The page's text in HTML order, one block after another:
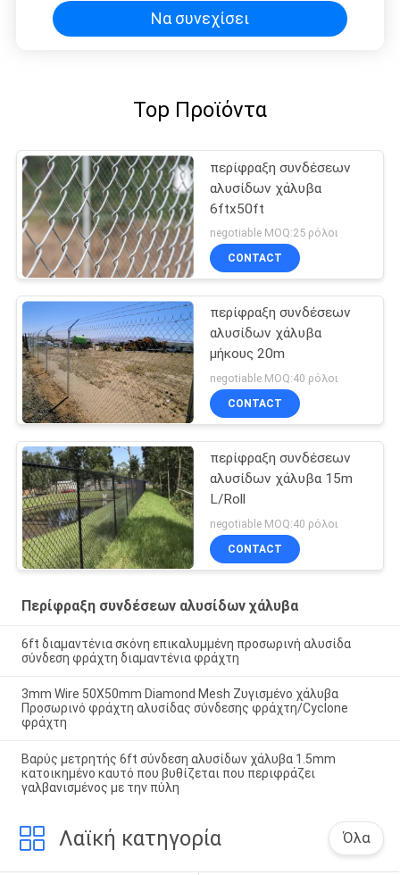
Να συνεχίσει
Top Προϊόντα
περίφραξη συνδέσεων
αλυσίδων χάλυβα
6ftx50ft
negotiable MOQ:25 ρόλοι
CONTACT
περίφραξη συνδέσεων
αλυσίδων χάλυβα
μήκους 20m
negotiable MOQ:40 ρόλοι
CONTACT
περίφραξη συνδέσεων
αλυσίδων χάλυβα 15m
L/Roll
negotiable MOQ:40 ρόλοι
CONTACT
Περίφραξη συνδέσεων αλυσίδων χάλυβα
6ft διαμαντένια σκόνη επικαλυμμένη προσωρινή αλυσίδα
σύνδεση φράχτη διαμαντένια φράχτη
3mm Wire 50X50mm Diamond Mesh Ζυγισμένο χάλυβα
Προσωρινό φράχτη αλυσίδας σύνδεσης φράχτη/Cyclone
φράχτη
Βαρύς μετρητής 6ft σύνδεση αλυσίδων χάλυβα 1.5mm
κατοικημένο καυτό που βυθίζεται που περιφράζει
γαλβανισμένος με την πύλη
Λαϊκή κατηγορία Όλα